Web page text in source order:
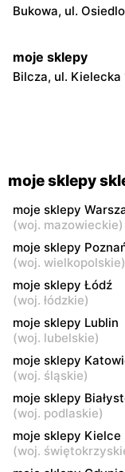
Bukowa, ul.
moje sklepy
Bilcza, ul. Kielecka
Iwaniska, ul.
Gorzyce, ul.
moje sklepy
Jadachy, ul.
moje sklepy
Kazimierza Wielka,
Kolejowa 15
moje sklepy
Górki, ul. Górki 71
moje sklepy
Iwierzyce, ul.
152A
moje sklepy
moje sklepy
moje sklepy
(woj. mazowieckie)
moje sklepy
(woj. wielkopolskie)
moje sklepy Łódź
(woj. łódzkie)
moje sklepy Lublin
(woj. lubelskie)
moje sklepy
(woj. śląskie)
moje sklepy
(woj. podlaskie)
moje sklepy Kielce
(woj.